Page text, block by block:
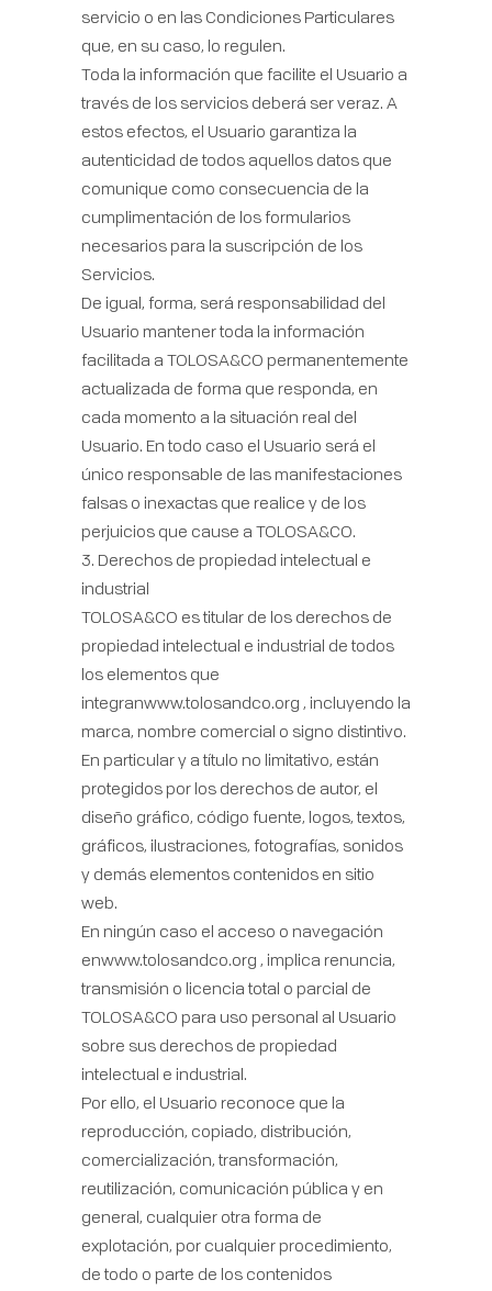
servicio o en las Condiciones Particulares
que, en su caso, lo regulen.
Toda la información que facilite el Usuario a
través de los servicios deberá ser veraz. A
estos efectos, el Usuario garantiza la
autenticidad de todos aquellos datos que
comunique como consecuencia de la
cumplimentación de los formularios
necesarios para la suscripción de los
Servicios.
De igual, forma, será responsabilidad del
Usuario mantener toda la información
facilitada a TOLOSA&CO permanentemente
actualizada de forma que responda, en
cada momento a la situación real del
Usuario. En todo caso el Usuario será el
único responsable de las manifestaciones
falsas o inexactas que realice y de los
perjuicios que cause a TOLOSA&CO.
3. Derechos de propiedad intelectual e
industrial
TOLOSA&CO es titular de los derechos de
propiedad intelectual e industrial de todos
los elementos que
integranwww.tolosandco.org , incluyendo la
marca, nombre comercial o signo distintivo.
En particular y a título no limitativo, están
protegidos por los derechos de autor, el
diseño gráfico, código fuente, logos, textos,
gráficos, ilustraciones, fotografías, sonidos
y demás elementos contenidos en sitio
web.
En ningún caso el acceso o navegación
enwww.tolosandco.org , implica renuncia,
transmisión o licencia total o parcial de
TOLOSA&CO para uso personal al Usuario
sobre sus derechos de propiedad
intelectual e industrial.
Por ello, el Usuario reconoce que la
reproducción, copiado, distribución,
comercialización, transformación,
reutilización, comunicación pública y en
general, cualquier otra forma de
explotación, por cualquier procedimiento,
de todo o parte de los contenidos